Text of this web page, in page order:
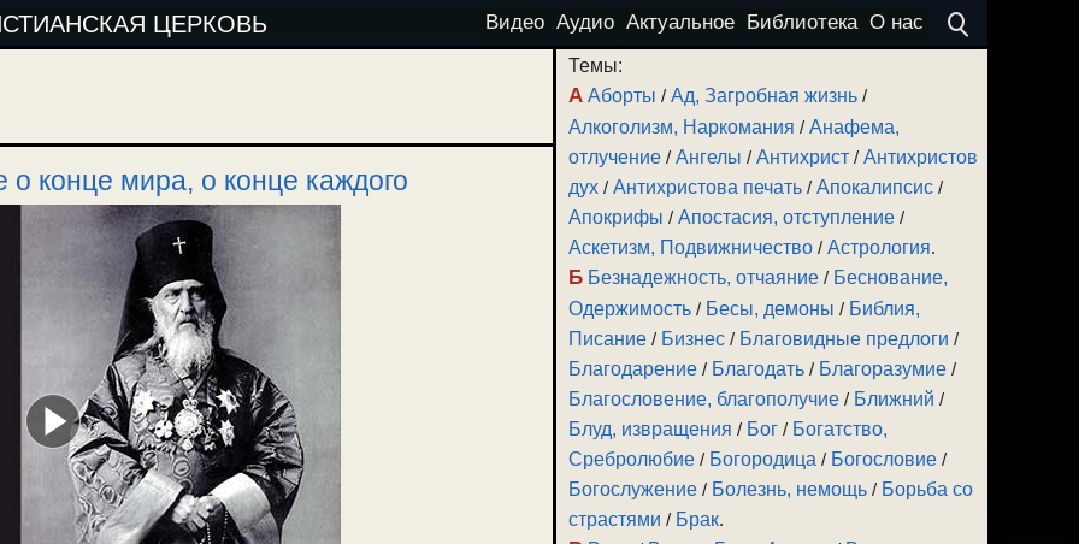
ЦЕРКОВЬ Видео Аудио Актуальное Библиотека О нас
конце мира, о конце каждого
Темы:
А Аборты /Ад, Загробная жизнь /
Алкоголизм, Наркомания /Анафема,
отлучение /Ангелы /Антихрист /Антихристов
дух /Антихристова печать /Апокалипсис /
Апокрифы /Апостасия, отступление /
Аскетизм, Подвижничество /Астрология.
Б Безнадежность, отчаяние / Беснование,
Одержимость / Бесы, демоны / Библия,
Писание / Бизнес / Благовидные предлоги /
Благодарение / Благодать / Благоразумие /
Благословение, благополучие / Ближний /
Блуд, извращения / Бог / Богатство,
Сребролюбие / Богородица / Богословие /
Богослужение / Болезнь, немощь / Борьба со
страстями / Брак.